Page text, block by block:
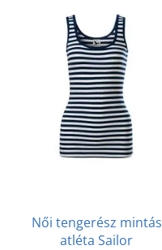
Női tengerész mintás
atléta Sailor